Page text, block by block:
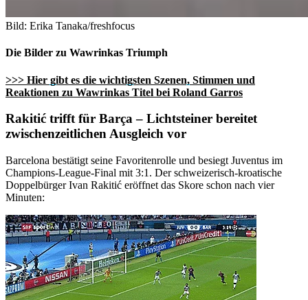
Bild: Erika Tanaka/freshfocus
Die Bilder zu Wawrinkas Triumph
>>> Hier gibt es die wichtigsten Szenen, Stimmen und
Reaktionen zu Wawrinkas Titel bei Roland Garros
Rakitić trifft für Barça – Lichtsteiner bereitet
zwischenzeitlichen Ausgleich vor
Barcelona bestätigt seine Favoritenrolle und besiegt Juventus im
Champions-League-Final mit 3:1. Der schweizerisch-kroatische
Doppelbürger Ivan Rakitić eröffnet das Skore schon nach vier
Minuten: